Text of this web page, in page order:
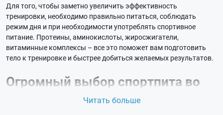
Для того, чтобы заметно увеличить эффективность
тренировки, необходимо правильно питаться, соблюдать
режим дня и при необходимости употреблять спортивное
питание. Протеины, аминокислоты, жиросжигатели,
витаминные комплексы – все это поможет вам подготовить
тело к тренировке и быстрее добиться желаемых результатов.
Огромный выбор спортпита во
Читать больше